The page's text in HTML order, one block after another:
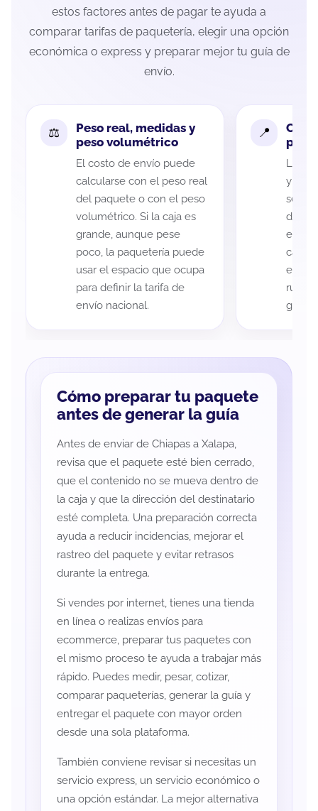
estos factores antes de pagar te ayuda a
comparar tarifas de paquetería, elegir una opción
económica o express y preparar mejor tu guía de
envío.
Peso real, medidas y
peso volumétrico
El costo de envío puede
calcularse con el peso real
del paquete o con el peso
volumétrico. Si la caja es
grande, aunque pese
poco, la paquetería puede
usar el espacio que ocupa
para definir la tarifa de
envío nacional.
La
y
de
cada
es
ruta
guía
Cómo preparar tu paquete
antes de generar la guía
Antes de enviar de Chiapas a Xalapa,
revisa que el paquete esté bien cerrado,
que el contenido no se mueva dentro de
la caja y que la dirección del destinatario
esté completa. Una preparación correcta
ayuda a reducir incidencias, mejorar el
rastreo del paquete y evitar retrasos
durante la entrega.
Si vendes por internet, tienes una tienda
en línea o realizas envíos para
ecommerce, preparar tus paquetes con
el mismo proceso te ayuda a trabajar más
rápido. Puedes medir, pesar, cotizar,
comparar paqueterías, generar la guía y
entregar el paquete con mayor orden
desde una sola plataforma.
También conviene revisar si necesitas un
servicio express, un servicio económico o
una opción estándar. La mejor alternativa